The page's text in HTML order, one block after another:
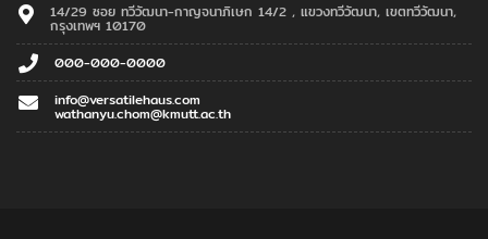
14/29 ซอย ทวีวัฒนา-กาญจนาภิเษก 14/2 , แขวงทวีวัฒนา, เขตทวีวัฒนา,
กรุงเทพฯ 10170
000-000-0000
info@versatilehaus.com
wathanyu.chom@kmutt.ac.th